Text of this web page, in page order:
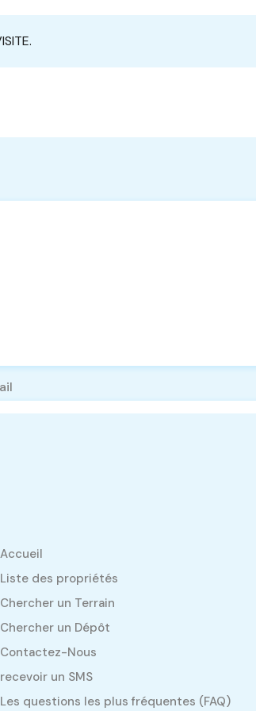
Accueil
Liste des propriétés
Chercher un Terrain
Chercher un Dépôt
Contactez-Nous
recevoir un SMS
Les questions les plus fréquentes (FAQ)